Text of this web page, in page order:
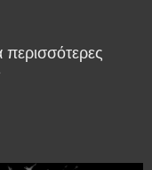
περισσότερες